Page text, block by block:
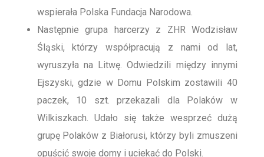
wspierała Polska Fundacja Narodowa.
Następnie grupa harcerzy z ZHR Wodzisław
Śląski, którzy współpracują z nami od lat,
wyruszyła na Litwę. Odwiedzili między innymi
Ejszyski, gdzie w Domu Polskim zostawili 40
paczek, 10 szt. przekazali dla Polaków w
Wilkiszkach. Udało się także wesprzeć dużą
grupę Polaków z Białorusi, którzy byli zmuszeni
opuścić swoje domy i uciekać do Polski.